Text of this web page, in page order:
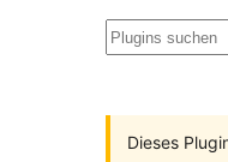
Plugins
Dieses